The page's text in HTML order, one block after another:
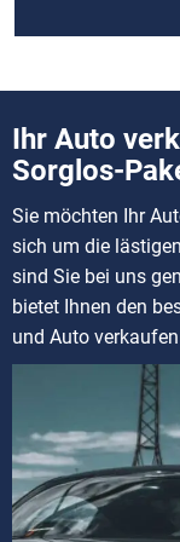
Ihr Auto
Sorglos-
Sie möchten Ihr
sich um die
sind Sie bei uns
bietet Ihnen den
und Auto verkaufen